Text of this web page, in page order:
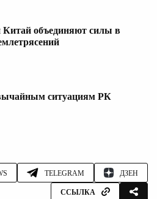
Китай объединяют силы в
ситуациям РК
TELEGRAM ДЗЕН
ССЫЛКА